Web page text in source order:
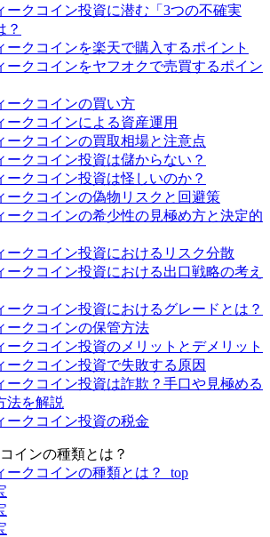
ークコイン投資に潜む「3つの不確実
？
ークコインを楽天で購入するポイント
ークコインをヤフオクで売買するポイン
ークコインの買い方
ークコインによる資産運用
ークコインの買取相場と注意点
ークコイン投資は儲からない？
ークコイン投資は怪しいのか？
ークコインの偽物リスクと回避策
ークコインの希少性の見極め方と決定的
ークコイン投資におけるリスク分散
ークコイン投資における出口戦略の考え
ークコイン投資におけるグレードとは？
ークコインの保管方法
ークコイン投資のメリットとデメリット
ークコイン投資で失敗する原因
ークコイン投資は詐欺？手口や見極める
法を解説
ークコイン投資の税金
インの種類とは？
ークコインの種類とは？_top